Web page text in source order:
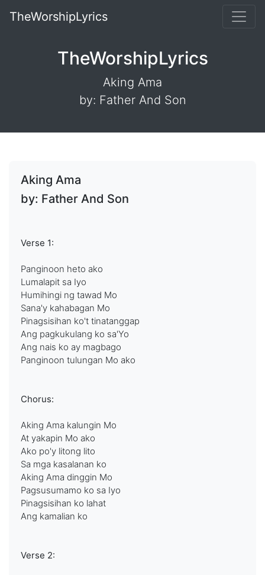
TheWorshipLyrics
TheWorshipLyrics
Aking Ama
by: Father And Son
Aking Ama
by: Father And Son
Verse 1:
Panginoon heto ako
Lumalapit sa Iyo
Humihingi ng tawad Mo
Sana'y kahabagan Mo
Pinagsisihan ko't tinatanggap
Ang pagkukulang ko sa'Yo
Ang nais ko ay magbago
Panginoon tulungan Mo ako
Chorus:
Aking Ama kalungin Mo
At yakapin Mo ako
Ako po'y litong lito
Sa mga kasalanan ko
Aking Ama dinggin Mo
Pagsusumamo ko sa Iyo
Pinagsisihan ko lahat
Ang kamalian ko
Verse 2: